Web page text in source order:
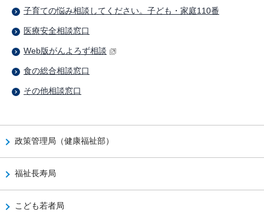
子育ての悩み相談してください。子ども・家庭110番
医療安全相談窓口
Web版がんよろず相談
食の総合相談窓口
その他相談窓口
政策管理局（健康福祉部）
福祉長寿局
こども若者局